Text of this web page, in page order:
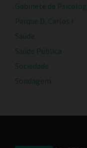
Gabinete de
Parque D. Carlos I
Saúde
Saúde Pública
Sociedade
Sondagem